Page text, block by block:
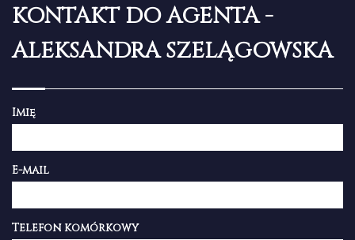
KONTAKT DO AGENTA -
ALEKSANDRA SZELĄGOWSKA
Imię
E-mail
Telefon komórkowy